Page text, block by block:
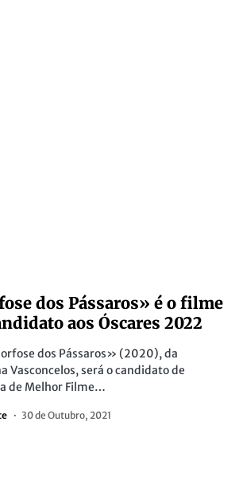
dos Pássaros» é o filme
aos Óscares 2022
dos Pássaros» (2020), da
Vasconcelos, será o candidato de
de Melhor Filme…
30 de Outubro, 2021